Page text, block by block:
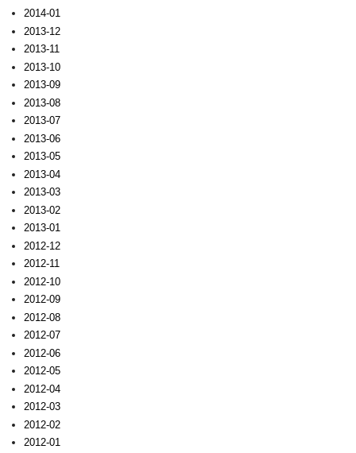
2014-01
2013-12
2013-11
2013-10
2013-09
2013-08
2013-07
2013-06
2013-05
2013-04
2013-03
2013-02
2013-01
2012-12
2012-11
2012-10
2012-09
2012-08
2012-07
2012-06
2012-05
2012-04
2012-03
2012-02
2012-01